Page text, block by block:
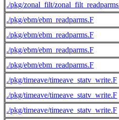
./pkg/zonal_filt/
./pkg/ebm/ebm_readparms.F
./pkg/ebm/ebm_readparms.F
./pkg/ebm/ebm_readparms.F
./pkg/ebm/ebm_readparms.F
./pkg/timeave/timeave_statv_write.F
./pkg/timeave/timeave_statv_write.F
./pkg/timeave/timeave_statv_write.F